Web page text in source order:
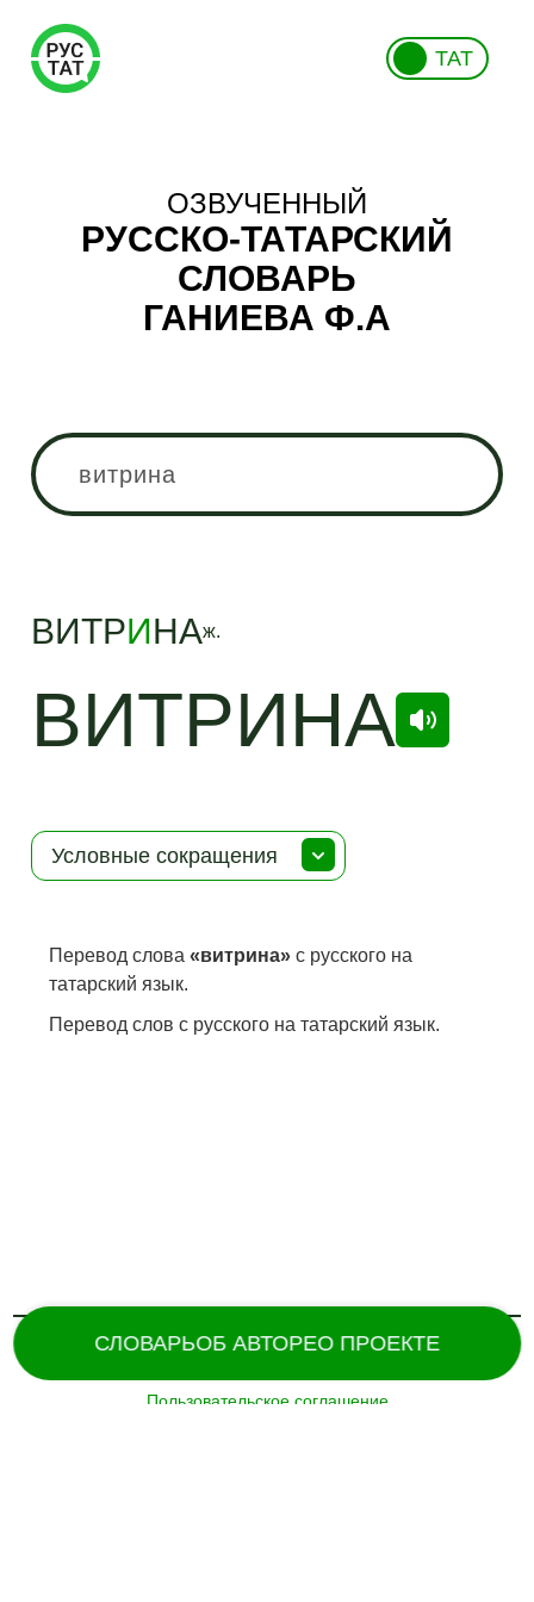
СЛОВАРЬОБ АВТОРЕО ПРОЕКТЕ
ТАТ
ОЗВУЧЕННЫЙ
РУССКО-ТАТАРСКИЙ
СЛОВАРЬ
ГАНИЕВА Ф.А
ВИТРИНАж.
ВИТРИНА
Условные сокращения
Перевод слова«витрина» с русского на
татарский язык.
Перевод слов с русского на татарский язык.
Пользовательское соглашение